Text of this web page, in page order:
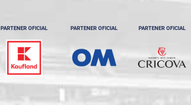
PARTENER OFICIAL PARTENER OFICIAL PARTENER OFICIAL